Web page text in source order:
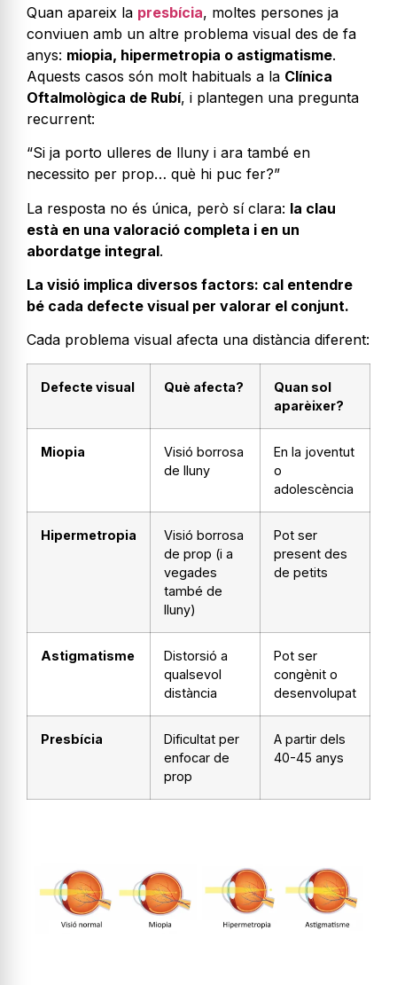
Quan apareix la presbícia, moltes persones ja
conviuen amb un altre problema visual des de fa
anys: miopia, hipermetropia o astigmatisme.
Aquests casos són molt habituals a la Clínica
Oftalmològica de Rubí, i plantegen una pregunta
recurrent:
“Si ja porto ulleres de lluny i ara també en
necessito per prop… què hi puc fer?”
La resposta no és única, però sí clara: la clau
està en una valoració completa i en un
abordatge integral.
La visió implica diversos factors: cal entendre
bé cada defecte visual per valorar el conjunt.
Cada problema visual afecta una distància diferent:
Defecte visual Què afecta?
Quan sol
aparèixer?
Miopia
Visió borrosa
de lluny
En la joventut
o
adolescència
Hipermetropia
Visió borrosa
de prop (i a
vegades
també de
lluny)
Pot ser
present des
de petits
Astigmatisme
Distorsió a
qualsevol
distància
Pot ser
congènit o
desenvolupat
Presbícia
Dificultat per
enfocar de
prop
A partir dels
40-45 anys